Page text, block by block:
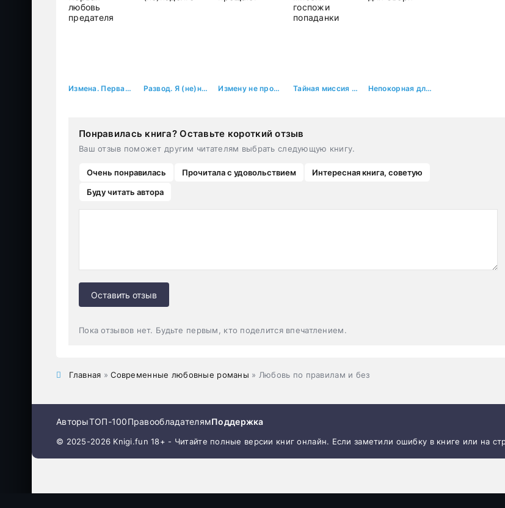
Измена. Первая любовь предателя Развод. Я (не)надолго Измену не прощают Тайная миссия госпожи попаданки Непокорная для Зверя
Понравилась книга? Оставьте короткий отзыв
Ваш отзыв поможет другим читателям выбрать следующую книгу.
Очень понравилась Прочитала с удовольствием
Интересная книга, советую
Буду читать автора
Оставить отзыв
Пока отзывов нет. Будьте первым, кто поделится впечатлением.
Главная »Современные любовные романы » Любовь по правилам и без
АвторыТОП-100ПравообладателямПоддержка
© 2025-2026 Knigi.fun 18+ - Читайте полные версии книг онлайн. Если заметили ошибку в книге или на